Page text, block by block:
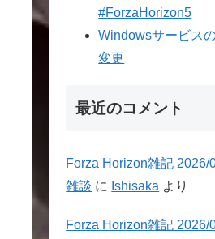
#ForzaHorizon5
Windowsサービス
変更
最近のコメント
Forza Horizon雑記
雑談 に Ishisaka より
Forza Horizon雑記